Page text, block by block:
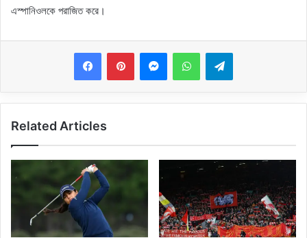
এস্পানিওলকে পরাজিত করে।
MessengerWhatsAppTelegram
Related Articles